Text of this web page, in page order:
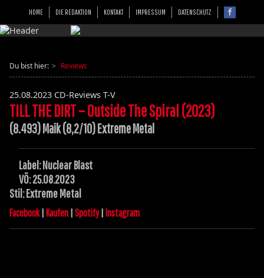
HOME DIE REDAKTION KONTAKT IMPRESSUM DATENSCHUTZ
Du bist hier: Reviews
25.08.2023 CD-Reviews T-V
TILL THE DIRT – Outside The Spiral (2023)
(8.493) Maik (8,2/10) Extreme Metal
Label: Nuclear Blast
VÖ: 25.08.2023
Stil: Extreme Metal
Facebook| Kaufen |Spotify| Instagram